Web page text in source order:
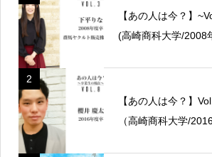
【あの人は今？】
(高崎商科大学/2008
2
【あの人は今？】
（高崎商科大学/